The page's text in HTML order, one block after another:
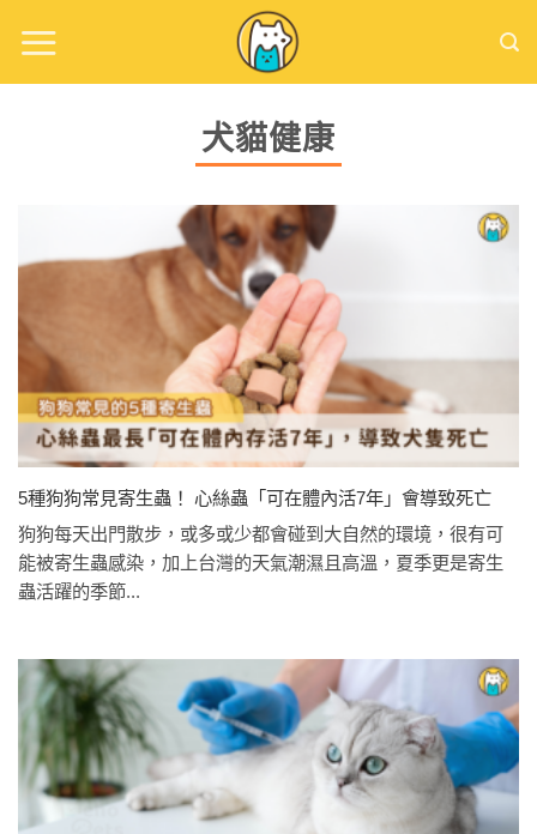
content
犬貓健康
5種狗狗常見寄生蟲！ 心絲蟲「可在體內活7年」會導致死亡
狗狗每天出門散步，或多或少都會碰到大自然的環境，很有可
能被寄生蟲感染，加上台灣的天氣潮濕且高溫，夏季更是寄生
蟲活躍的季節...